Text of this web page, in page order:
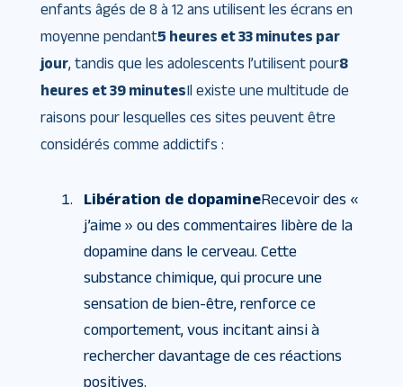
enfants âgés de 8 à 12 ans utilisent les écrans en
moyenne pendant5 heures et 33 minutes par
jour, tandis que les adolescents l’utilisent pour8
heures et 39 minutesIl existe une multitude de
raisons pour lesquelles ces sites peuvent être
considérés comme addictifs :
Libération de dopamineRecevoir des «
j’aime » ou des commentaires libère de la
dopamine dans le cerveau. Cette
substance chimique, qui procure une
sensation de bien-être, renforce ce
comportement, vous incitant ainsi à
rechercher davantage de ces réactions
positives.